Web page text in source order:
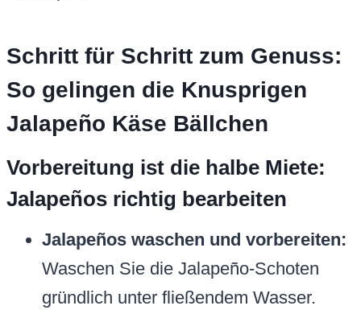
Schritt für Schritt zum Genuss:
So gelingen die Knusprigen
Jalapeño Käse Bällchen
Vorbereitung ist die halbe Miete:
Jalapeños richtig bearbeiten
Jalapeños waschen und vorbereiten:
Waschen Sie die Jalapeño-Schoten
gründlich unter fließendem Wasser.